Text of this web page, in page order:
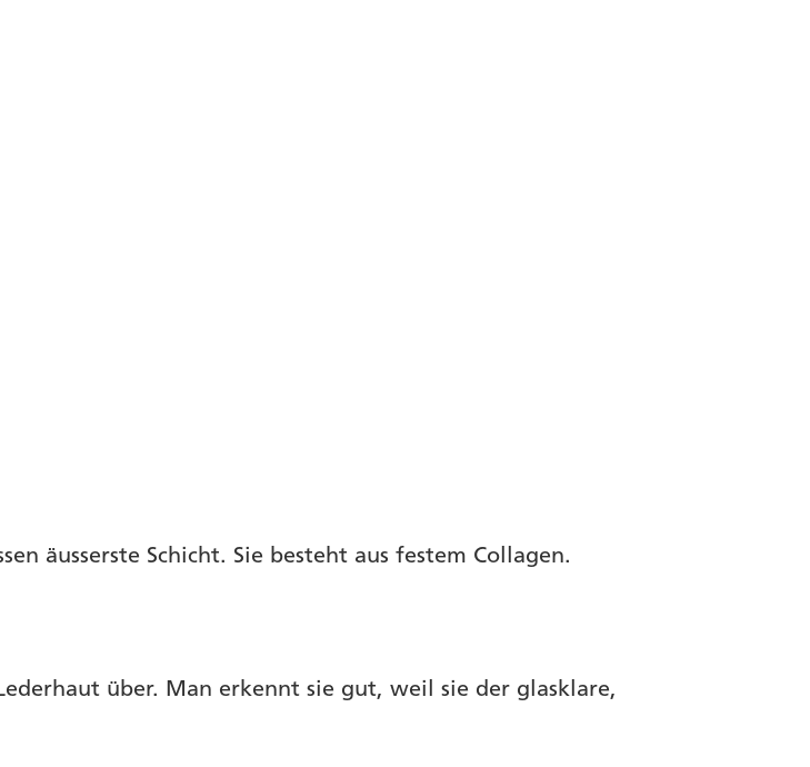
äusserste Schicht. Sie besteht aus festem Collagen.
über. Man erkennt sie gut, weil sie der glasklare,